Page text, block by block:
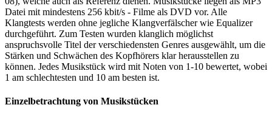
Datei mit mindestens 256 kbit/s - Filme als DVD vor. Alle
Klangtests werden ohne jegliche Klangverfälscher wie Equalizer
durchgeführt. Zum Testen wurden klanglich möglichst
anspruchsvolle Titel der verschiedensten Genres ausgewählt, um die
Stärken und Schwächen des Kopfhörers klar herausstellen zu
können. Jedes Musikstück wird mit Noten von 1-10 bewertet, wobei
1 am schlechtesten und 10 am besten ist.
Einzelbetrachtung von Musikstücken